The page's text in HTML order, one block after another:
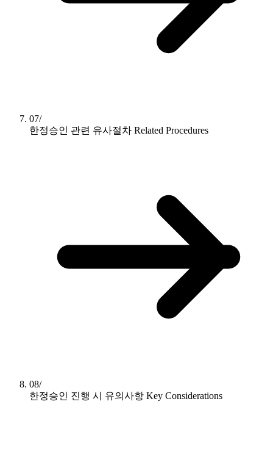
07/
한정승인 관련 유사절차 Related Procedures
08/
한정승인 진행 시 유의사항 Key Considerations